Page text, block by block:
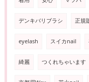
デンキバリブラシ 正規
eyelash スイカnail
綺麗 つくれちゃいます